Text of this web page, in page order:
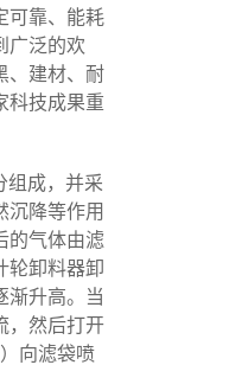
可靠、能耗
广泛的欢
、建材、耐
科技成果重
组成，并采
沉降等作用
的气体由滤
轮卸料器卸
渐升高。当
，然后打开
向滤袋喷